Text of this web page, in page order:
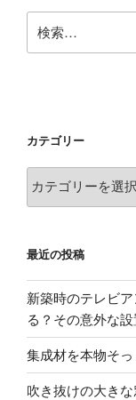
索:
カテゴリー
テ
ー
最近の投稿
新築時のテレビ
る？その意外な設
集成材を本物そ
吹き抜けの大き